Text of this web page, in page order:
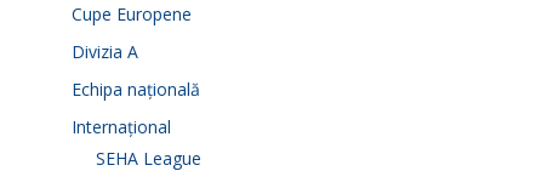
Cupe Europene
Divizia A
Echipa națională
Internațional
SEHA League